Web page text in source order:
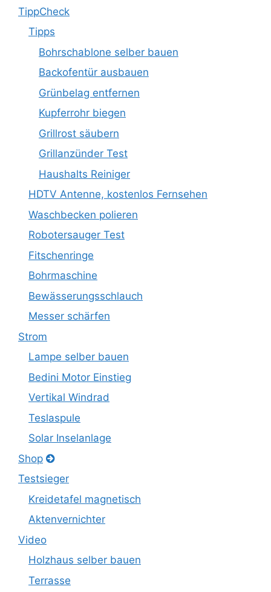
TippCheck
Tipps
Bohrschablone selber bauen
Backofentür ausbauen
Grünbelag entfernen
Kupferrohr biegen
Grillrost säubern
Grillanzünder Test
Haushalts Reiniger
HDTV Antenne, kostenlos Fernsehen
Waschbecken polieren
Robotersauger Test
Fitschenringe
Bohrmaschine
Bewässerungsschlauch
Messer schärfen
Strom
Lampe selber bauen
Bedini Motor Einstieg
Vertikal Windrad
Teslaspule
Solar Inselanlage
Shop
Testsieger
Kreidetafel magnetisch
Aktenvernichter
Video
Holzhaus selber bauen
Terrasse